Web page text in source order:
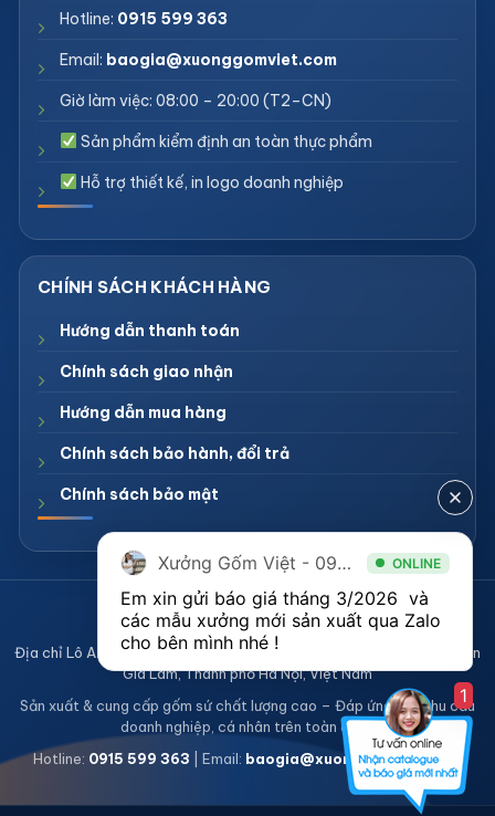
Hotline: 0915 599 363
Email: baogia@xuonggomviet.com
Giờ làm việc: 08:00 – 20:00 (T2–CN)
Sản phẩm kiểm định an toàn thực phẩm
Hỗ trợ thiết kế, in logo doanh nghiệp
Hướng dẫn thanh toán
Chính sách giao nhận
Hướng dẫn mua hàng
Chính sách bảo hành, đổi trả
Chính sách bảo mật
CÔNG TY TNHH XƯỞNG GỐM VIỆT
Mã số thuế 0108836921
Địa chỉ Lô A2, Khu sản xuất làng nghề Bát Tràng, Xã Bát Tràng, Huyện
Gia Lâm, Thành phố Hà Nội, Việt Nam
Sản xuất & cung cấp gốm sứ chất lượng cao – Đáp ứng mọi nhu cầu
doanh nghiệp, cá nhân trên toàn quốc
Hotline: 0915 599 363 | Email: baogia@xuonggomviet.com
Xưởng Gốm Việt - 094.1900.823 ONLINE
Em xin gửi báo giá tháng 3/2026  và
các mẫu xưởng mới sản xuất qua Zalo
cho bên mình nhé !
1